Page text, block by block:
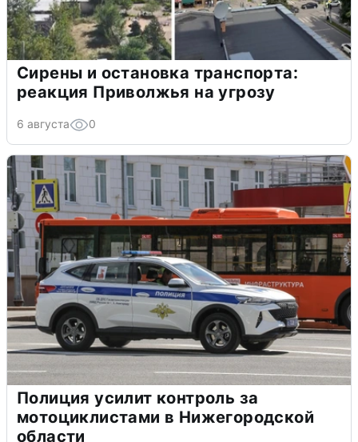
Сирены и остановка транспорта:
реакция Приволжья на угрозу
6 августа 0
Полиция усилит контроль за
мотоциклистами в Нижегородской
области